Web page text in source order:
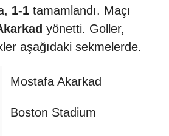
1-1 tamamlandı. Maçı
yönetti. Goller,
aşağıdaki sekmelerde.
Mostafa Akarkad
Boston Stadium